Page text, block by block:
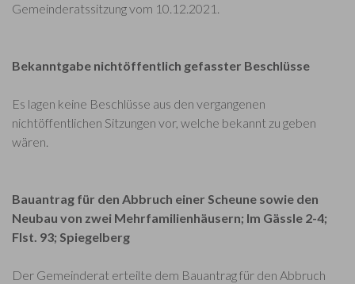
Gemeinderatssitzung vom 10.12.2021.
Bekanntgabe nichtöffentlich gefasster Beschlüsse
Es lagen keine Beschlüsse aus den vergangenen
nichtöffentlichen Sitzungen vor, welche bekannt zu geben
wären.
Bauantrag für den Abbruch einer Scheune sowie den
Neubau von zwei Mehrfamilienhäusern; Im Gässle 2-4;
Flst. 93; Spiegelberg
Der Gemeinderat erteilte dem Bauantrag für den Abbruch